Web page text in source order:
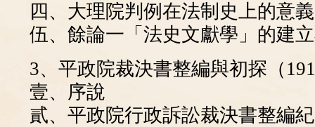
四、大理院判例在法制史上的意義
伍、餘論一「法史文獻學」的建
3、平政院裁決書整編與初探（
壹、序說
貳、平政院行政訴訟裁決書整編